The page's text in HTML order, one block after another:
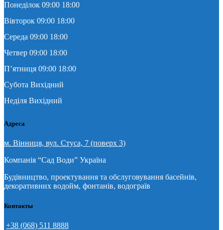
Понеділок 09:00 18:00
Вівторок 09:00 18:00
Середа 09:00 18:00
Четвер 09:00 18:00
П’ятниця 09:00 18:00
Субота Вихідний
Неділя Вихідний
Адреса
м. Вінниця, вул. Стуса, 7 (поверх 3)
Компанія “Сад Води” Україна
Будівництво, проектування та обслуговування басейнів,
декоративних водойм, фонтанів, водограїв
Контакты
+38 (068) 511 8888